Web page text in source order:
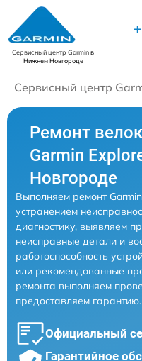
Сервисный центр Garminв
Нижнем Новгороде
Сервисный центр
Ремонт
Garmin
Новгороде
Выполняем ремонт
устранением
диагностику, выявляем
неисправные детали и
работоспособность
или рекомендованные
ремонта выполняем
предоставляем гарантию.
Официальный
Гарантийное